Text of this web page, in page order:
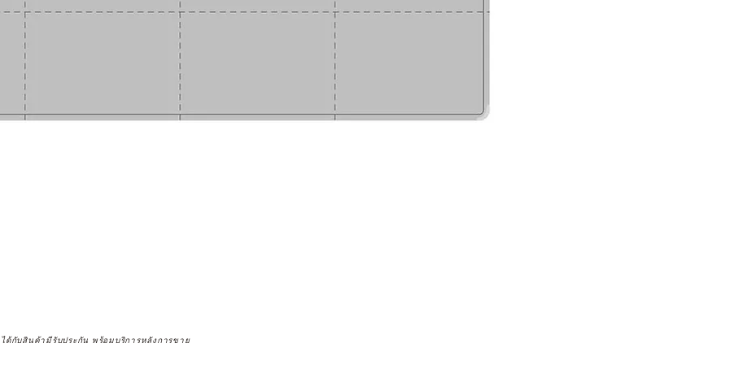
ด้กับสินค้ามีรับประกัน พร้อมบริการหลังการขาย